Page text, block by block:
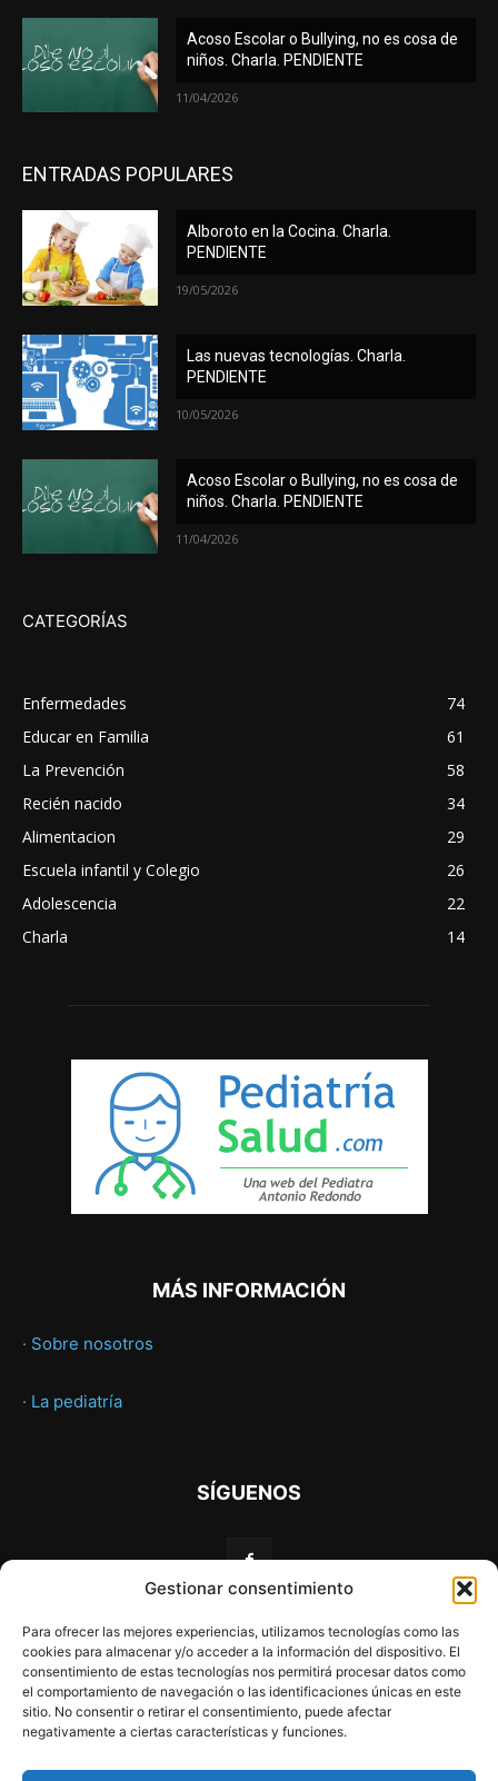
Gestionar consentimiento
Para ofrecer las mejores experiencias, utilizamos tecnologías como las
cookies para almacenar y/o acceder a la información del dispositivo. El
consentimiento de estas tecnologías nos permitirá procesar datos como
el comportamiento de navegación o las identificaciones únicas en este
sitio. No consentir o retirar el consentimiento, puede afectar
negativamente a ciertas características y funciones.
Acoso Escolar o Bullying, no es cosa de
niños. Charla. PENDIENTE
11/04/2026
ENTRADAS POPULARES
Alboroto en la Cocina. Charla.
PENDIENTE
19/05/2026
Las nuevas tecnologías. Charla.
PENDIENTE
10/05/2026
Acoso Escolar o Bullying, no es cosa de
niños. Charla. PENDIENTE
11/04/2026
CATEGORÍAS
Enfermedades
74
Educar en Familia
61
La Prevención
58
Recién nacido
34
Alimentacion
29
Escuela infantil y Colegio
26
Adolescencia
22
Charla
14
MÁS INFORMACIÓN
· Sobre nosotros
· La pediatría
SÍGUENOS
Web financiada por la Unión Europea a través de los
fondos «NextGenerationEU» y el programa Kit Digital.